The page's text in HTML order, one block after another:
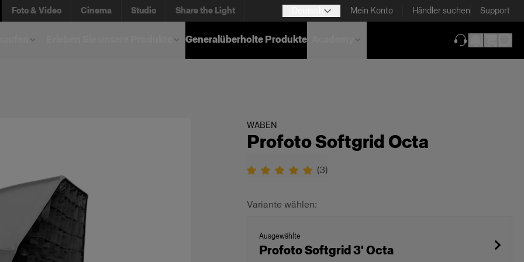
Foto & Video Cinema Studio Share the Light Mein Konto Händler suchen Support
Generalüberholte Produkte
WABEN
Profoto Softgrid Octa
(3)
Variante wählen:
Ausgewählte
Profoto Softgrid 3' Octa